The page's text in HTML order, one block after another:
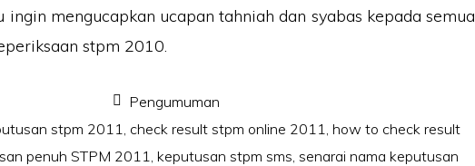
ingin mengucapkan ucapan tahniah dan syabas kepada semua
stpm 2010.
Pengumuman
stpm 2011, check result stpm online 2011, how to check result
penuh STPM 2011, keputusan stpm sms, senarai nama keputusan